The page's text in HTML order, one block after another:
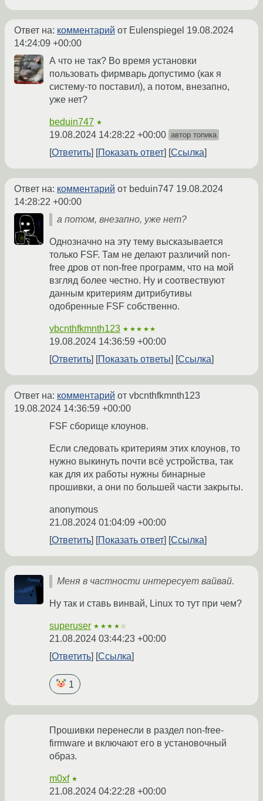
Ответ на: комментарий от Eulenspiegel 19.08.2024
14:24:09 +00:00
А что не так? Во время установки
пользовать фирмварь допустимо (как я
систему-то поставил), а потом, внезапно,
уже нет?
beduin747 ★
19.08.2024 14:28:22 +00:00 автор топика
Ответить Показать ответ Ссылка
Ответ на: комментарий от beduin747 19.08.2024
14:28:22 +00:00
а потом, внезапно, уже нет?
Однозначно на эту тему высказывается
только FSF. Там не делают различий non-
free дров от non-free программ, что на мой
взгляд более честно. Ну и соотвествуют
данным критериям дитрибутивы
одобренные FSF собственно.
vbcnthfkmnth123 ★★★★★
19.08.2024 14:36:59 +00:00
Ответить
Показать ответы Ссылка
Ответ на: комментарий от vbcnthfkmnth123
19.08.2024 14:36:59 +00:00
FSF сборище клоунов.
Если следовать критериям этих клоунов, то
нужно выкинуть почти всё устройства, так
как для их работы нужны бинарные
прошивки, а они по большей части закрыты.
anonymous
21.08.2024 01:04:09 +00:00
Ответить
Показать ответ Ссылка
Меня в частности интересует вайвай.
Ну так и ставь винвай, Linux то тут при чем?
superuser ★★★★☆
21.08.2024 03:44:23 +00:00
Ответить
Ссылка
1
Прошивки перенесли в раздел non-free-
firmware и включают его в установочный
образ.
m0xf ★
21.08.2024 04:22:28 +00:00